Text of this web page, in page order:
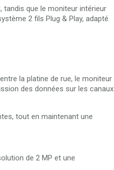
tandis que le moniteur intérieur
2 fils Plug & Play, adapté
la platine de rue, le moniteur
des données sur les canaux
tout en maintenant une
de 2 MP et une